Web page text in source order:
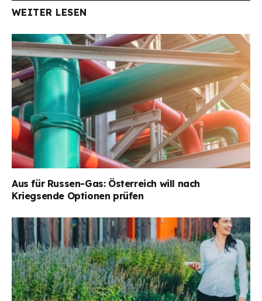
WEITER LESEN
Aus für Russen-Gas: Österreich will nach
Kriegsende Optionen prüfen